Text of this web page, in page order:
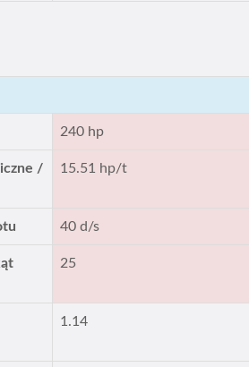
240 hp
/
15.51 hp/t
40 d/s
25
1.14